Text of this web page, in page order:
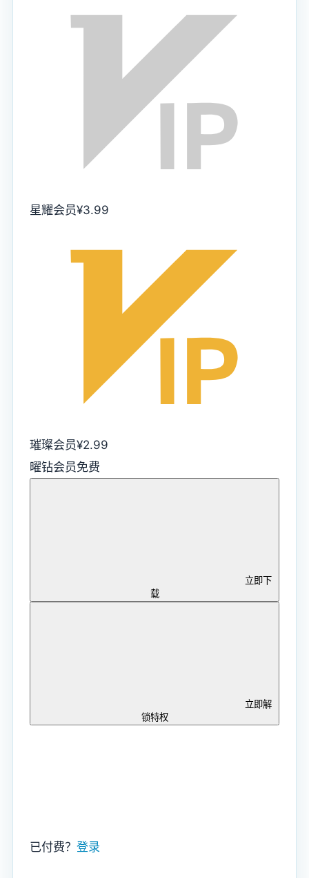
星耀会员¥3.99
璀璨会员¥2.99
曜钻会员免费
立即下
载
立即解
锁特权
已付费？ 登录